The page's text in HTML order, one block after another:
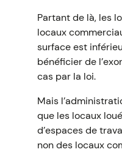
Partant de là, les
locaux
surface est
bénéficier de
cas par la loi.
Mais
que les locaux
d’espaces de
non des locaux